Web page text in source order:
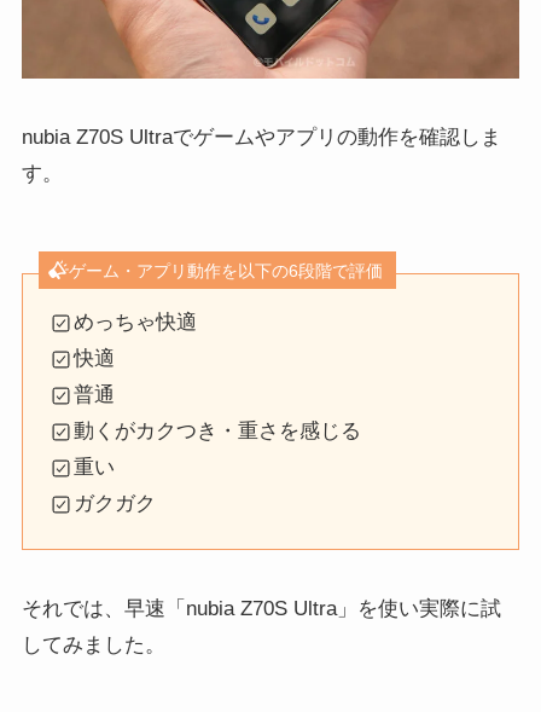
nubia Z70S Ultraでゲームやアプリの動作を確認しま
す。
ゲーム・アプリ動作を以下の6段階で評価
めっちゃ快適
快適
普通
動くがカクつき・重さを感じる
重い
ガクガク
それでは、早速「nubia Z70S Ultra」を使い実際に試
してみました。